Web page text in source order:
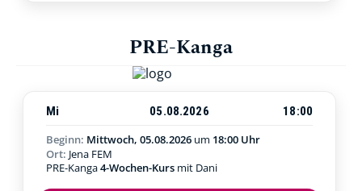
PRE-Kanga
Mi 05.08.2026
18:00
Beginn: Mittwoch, 05.08.2026 um 18:00 Uhr
Ort: Jena FEM
PRE-Kanga4-Wochen-Kurs mit Dani